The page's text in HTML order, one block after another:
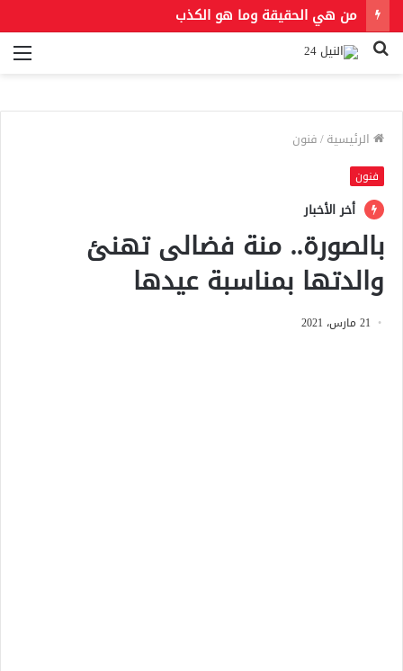
من هي الحقيقة وما هو الكذب
بحث
الرئيسية/فنون
فنون
أخر الأخبار
بالصورة.. منة فضالى تهنئ
والدتها بمناسبة عيدها
21 مارس، 2021